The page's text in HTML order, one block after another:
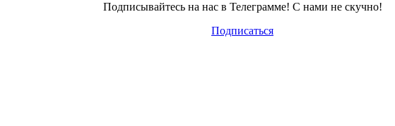
Подписывайтесь на нас в Телеграмме! С нами не скучно!
Подписаться